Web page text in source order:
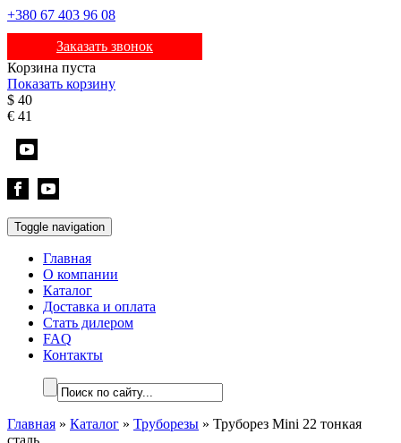
+380 67 403 96 08
Заказать звонок
Корзина пуста
Показать корзину
$ 40
€ 41
Toggle navigation
Главная
О компании
Каталог
Доставка и оплата
Стать дилером
FAQ
Контакты
Главная » Каталог » Труборезы » Труборез Mini 22 тонкая
сталь